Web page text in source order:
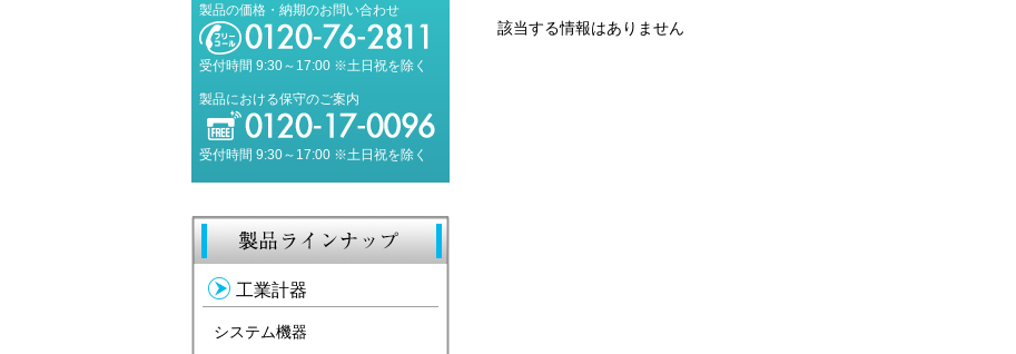
該当する情報はありません
製品の価格・納期のお問い合わせ
受付時間 9:30～17:00 ※土日祝を除く
製品における保守のご案内
受付時間 9:30～17:00 ※土日祝を除く
工業計器
システム機器